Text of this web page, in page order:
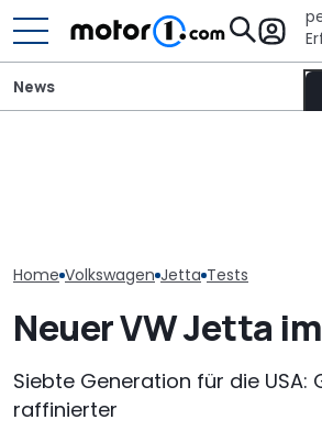
News
Home Volkswagen Jetta Tests
Neuer VW Jetta
Siebte Generation für die USA:
raffinierter